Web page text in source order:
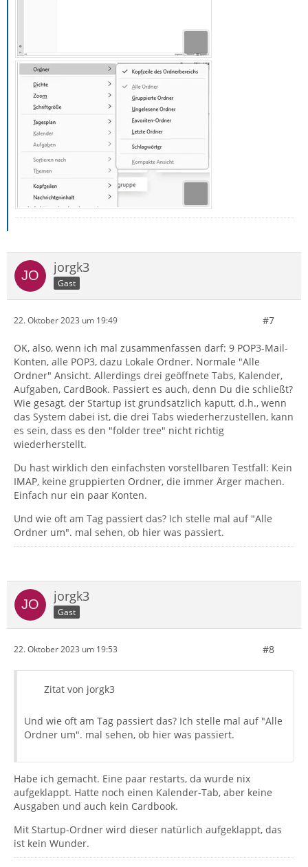
jorgk3
Gast
22. Oktober 2023 um 19:49 #7
OK, also, wenn ich mal zusammenfassen darf: 9 POP3-Mail-
Konten, alle POP3, dazu Lokale Ordner. Normale "Alle
Ordner" Ansicht. Allerdings drei geöffnete Tabs, Kalender,
Aufgaben, CardBook. Passiert es auch, denn Du die schließt?
Wie gesagt, der Startup ist grundsätzlich kaputt, d.h., wenn
das System dabei ist, die drei Tabs wiederherzustellen, kann
es sein, dass es den "folder tree" nicht richtig
wiederherstellt.
Du hast wirklich den einfachsten vorstellbaren Testfall: Kein
IMAP, keine gruppierten Ordner, die immer Ärger machen.
Einfach nur ein paar Konten.
Und wie oft am Tag passiert das? Ich stelle mal auf "Alle
Ordner um". mal sehen, ob hier was passiert.
jorgk3
Gast
22. Oktober 2023 um 19:53 #8
Zitat von jorgk3
Und wie oft am Tag passiert das? Ich stelle mal auf "Alle
Ordner um". mal sehen, ob hier was passiert.
Habe ich gemacht. Eine paar restarts, da wurde nix
aufgeklappt. Hatte noch einen Kalender-Tab, aber keine
Ausgaben und auch kein Cardbook.
Mit Startup-Ordner wird dieser natürlich aufgeklappt, das
ist kein Wunder.